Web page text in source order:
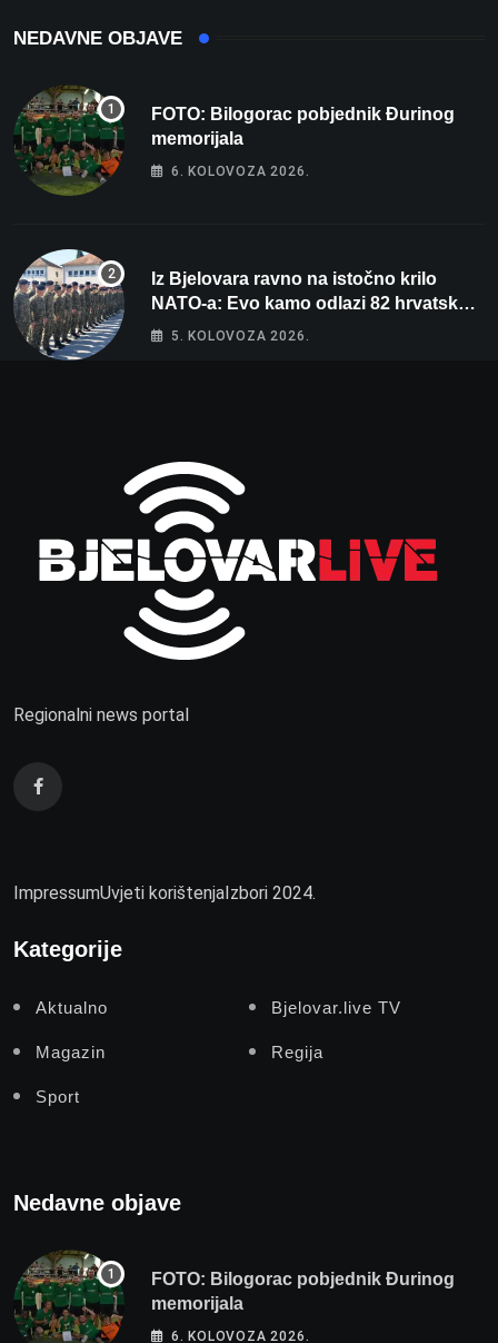
NEDAVNE OBJAVE
FOTO: Bilogorac pobjednik Đurinog
memorijala
6. KOLOVOZA 2026.
Iz Bjelovara ravno na istočno krilo
NATO-a: Evo kamo odlazi 82 hrvatska
vojnika i 6 vojnikinja
5. KOLOVOZA 2026.
Regionalni news portal
ImpressumUvjeti korištenjaIzbori 2024.
Kategorije
Aktualno Bjelovar.live TV
Magazin Regija
Sport
Nedavne objave
FOTO: Bilogorac pobjednik Đurinog
memorijala
6. KOLOVOZA 2026.